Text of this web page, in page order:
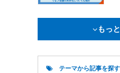
もっ
テーマから記事を探す